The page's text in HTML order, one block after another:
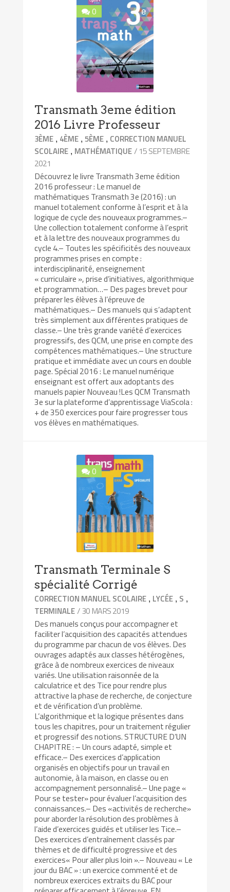
0
Transmath 3eme édition
2016 Livre Professeur
3ÈME , 4ÈME ,5ÈME , CORRECTION MANUEL
SCOLAIRE , MATHÉMATIQUE/ 15 SEPTEMBRE
2021
Découvrez le livre Transmath 3eme édition
2016 professeur : Le manuel de
mathématiques Transmath 3e (2016) : un
manuel totalement conforme à l’esprit et à la
logique de cycle des nouveaux programmes.–
Une collection totalement conforme à l’esprit
et à la lettre des nouveaux programmes du
cycle 4.– Toutes les spécificités des nouveaux
programmes prises en compte :
interdisciplinarité, enseignement
« curriculaire », prise d’initiatives, algorithmique
et programmation…– Des pages brevet pour
préparer les élèves à l’épreuve de
mathématiques.– Des manuels qui s’adaptent
très simplement aux différentes pratiques de
classe.– Une très grande variété d’exercices
progressifs, des QCM, une prise en compte des
compétences mathématiques.– Une structure
pratique et immédiate avec un cours en double
page. Spécial 2016 : Le manuel numérique
enseignant est offert aux adoptants des
manuels papier Nouveau !Les QCM Transmath
3e sur la plateforme d’apprentissage ViaScola :
+ de 350 exercices pour faire progresser tous
vos élèves en mathématiques.
0
Transmath Terminale S
spécialité Corrigé
CORRECTION MANUEL SCOLAIRE , LYCÉE , S ,
TERMINALE/ 30 MARS 2019
Des manuels conçus pour accompagner et
faciliter l’acquisition des capacités attendues
du programme par chacun de vos élèves. Des
ouvrages adaptés aux classes hétérogènes,
grâce à de nombreux exercices de niveaux
variés. Une utilisation raisonnée de la
calculatrice et des Tice pour rendre plus
attractive la phase de recherche, de conjecture
et de vérification d’un problème.
L’algorithmique et la logique présentes dans
tous les chapitres, pour un traitement régulier
et progressif des notions. STRUCTURE D’UN
CHAPITRE : – Un cours adapté, simple et
efficace.– Des exercices d’application
organisés en objectifs pour un travail en
autonomie, à la maison, en classe ou en
accompagnement personnalisé.– Une page «
Pour se tester» pour évaluer l’acquisition des
connaissances.– Des «activités de recherche»
pour aborder la résolution des problèmes à
l’aide d’exercices guidés et utiliser les Tice.–
Des exercices d’entraînement classés par
thèmes et de difficulté progressive et des
exercices« Pour aller plus loin ».– Nouveau « Le
jour du BAC » : un exercice commenté et de
nombreux exercices extraits du BAC pour